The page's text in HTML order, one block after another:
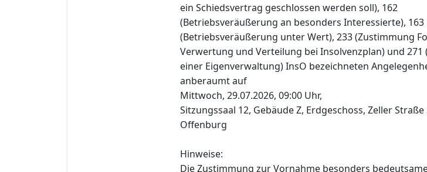
ein Schiedsvertrag geschlossen werden soll), 162
(Betriebsveräußerung an besonders Interessierte), 163
(Betriebsveräußerung unter Wert), 233 (Zustimmung
Verwertung und Verteilung bei Insolvenzplan) und 271
einer Eigenverwaltung) InsO bezeichneten
anberaumt auf
Mittwoch, 29.07.2026, 09:00 Uhr,
Sitzungssaal 12, Gebäude Z, Erdgeschoss, Zeller Straße
Offenburg
Hinweise:
Die Zustimmung zur Vornahme besonders